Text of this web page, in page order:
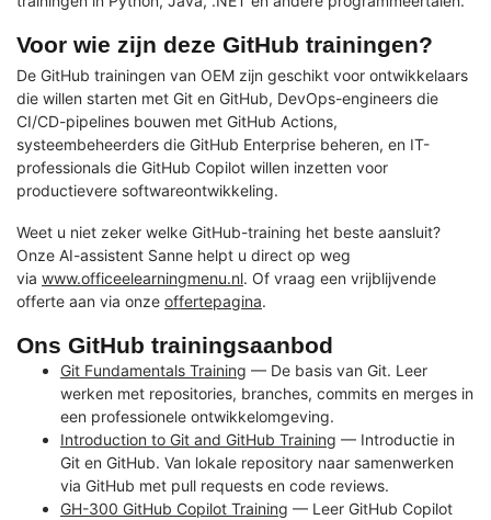
Voor wie zijn deze GitHub trainingen?
De GitHub trainingen van OEM zijn geschikt voor ontwikkelaars
die willen starten met Git en GitHub, DevOps-engineers die
CI/CD-pipelines bouwen met GitHub Actions,
systeembeheerders die GitHub Enterprise beheren, en IT-
professionals die GitHub Copilot willen inzetten voor
productievere softwareontwikkeling.
Weet u niet zeker welke GitHub-training het beste aansluit?
Onze AI-assistent Sanne helpt u direct op weg
via www.officeelearningmenu.nl. Of vraag een vrijblijvende
offerte aan via onze offertepagina.
Ons GitHub trainingsaanbod
Git Fundamentals Training — De basis van Git. Leer
werken met repositories, branches, commits en merges in
een professionele ontwikkelomgeving.
Introduction to Git and GitHub Training — Introductie in
Git en GitHub. Van lokale repository naar samenwerken
via GitHub met pull requests en code reviews.
GH-300 GitHub Copilot Training — Leer GitHub Copilot